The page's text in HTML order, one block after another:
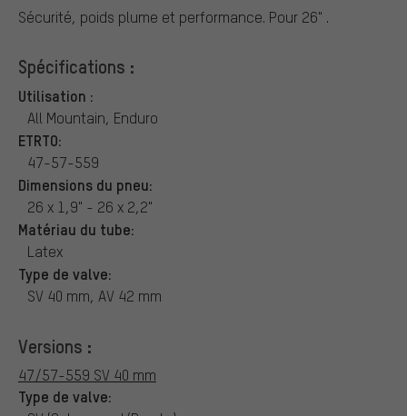
Sécurité, poids plume et performance. Pour 26" .
Spécifications :
Utilisation :
All Mountain, Enduro
ETRTO:
47-57-559
Dimensions du pneu:
26 x 1,9" - 26 x 2,2"
Matériau du tube:
Latex
Type de valve:
SV 40 mm, AV 42 mm
Versions :
47/57-559 SV 40 mm
Type de valve: